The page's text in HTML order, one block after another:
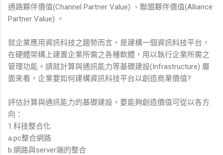
通路夥伴價值(Channel Partner Value) 、聯盟夥伴價值(Alliance
Partner Value) 。
就企業應用資訊科技之趨勢而言，是建構一個資訊料技平台，
在硬體架構上建置企業所需之各種軟體，用以執行企業所需之
管理功能。請就計算與通訊能力等基礎建設(Infrastructure) 層
面來看，企業要如何建構資訊科技平台以創造商業價值?
評估計算與通訊能力的基礎建設，要能夠創造價值可從以各方
向：
1.科技整合化
a.pc整合網路
b.網路與server端的整合